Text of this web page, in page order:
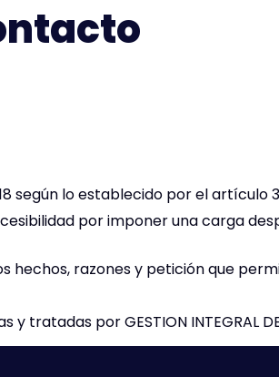
según lo establecido por el artículo
por imponer una carga
hechos, razones y petición que
por GESTION INTEGRAL DE